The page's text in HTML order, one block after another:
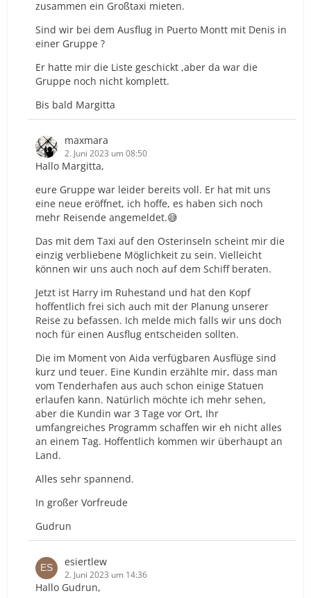
zusammen ein Großtaxi mieten.
Sind wir bei dem Ausflug in Puerto Montt mit Denis in
einer Gruppe ?
Er hatte mir die Liste geschickt ,aber da war die
Gruppe noch nicht komplett.
Bis bald Margitta
maxmara
2. Juni 2023 um 08:50
Hallo Margitta,
eure Gruppe war leider bereits voll. Er hat mit uns
eine neue eröffnet, ich hoffe, es haben sich noch
mehr Reisende angemeldet.😅
Das mit dem Taxi auf den Osterinseln scheint mir die
einzig verbliebene Möglichkeit zu sein. Vielleicht
können wir uns auch noch auf dem Schiff beraten.
Jetzt ist Harry im Ruhestand und hat den Kopf
hoffentlich frei sich auch mit der Planung unserer
Reise zu befassen. Ich melde mich falls wir uns doch
noch für einen Ausflug entscheiden sollten.
Die im Moment von Aida verfügbaren Ausflüge sind
kurz und teuer. Eine Kundin erzählte mir, dass man
vom Tenderhafen aus auch schon einige Statuen
erlaufen kann. Natürlich möchte ich mehr sehen,
aber die Kundin war 3 Tage vor Ort, Ihr
umfangreiches Programm schaffen wir eh nicht alles
an einem Tag. Hoffentlich kommen wir überhaupt an
Land.
Alles sehr spannend.
In großer Vorfreude
Gudrun
esiertlew
2. Juni 2023 um 14:36
Hallo Gudrun,